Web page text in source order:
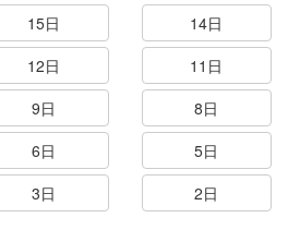
15日
14日
12日
11日
9日
8日
6日
5日
3日
2日